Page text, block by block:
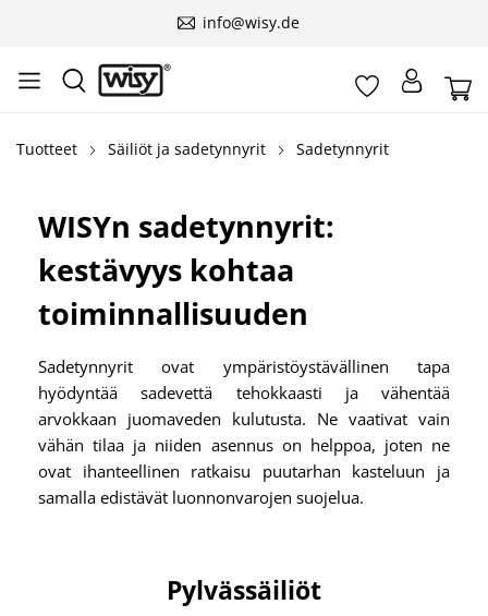
info@wisy.de
Tuotteet Säiliöt ja sadetynnyrit Sadetynnyrit
WISYn sadetynnyrit:
kestävyys kohtaa
toiminnallisuuden
Sadetynnyrit ovat ympäristöystävällinen tapa
hyödyntää sadevettä tehokkaasti ja vähentää
arvokkaan juomaveden kulutusta. Ne vaativat vain
vähän tilaa ja niiden asennus on helppoa, joten ne
ovat ihanteellinen ratkaisu puutarhan kasteluun ja
samalla edistävät luonnonvarojen suojelua.
Pylvässäiliöt